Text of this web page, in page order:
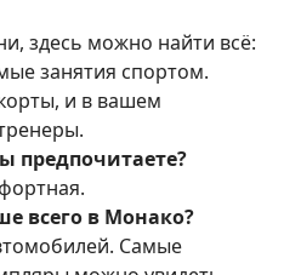
здесь можно найти всё:
занятия спортом.
и в вашем
предпочитаете?
всего в Монако?
Самые